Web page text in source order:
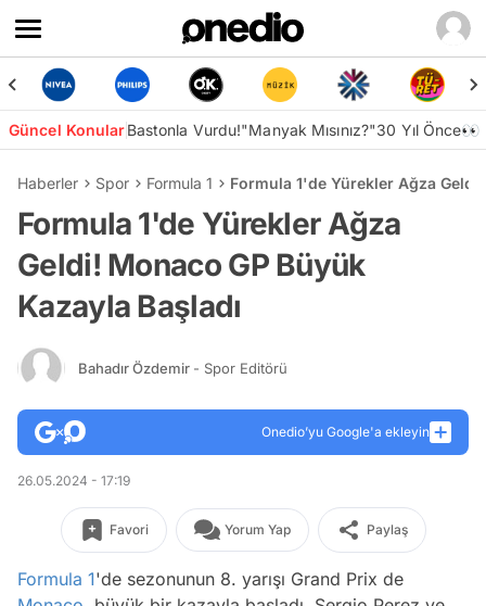
Güncel KonularBastonla Vurdu!"Manyak Mısınız?"30 Yıl Önce👀
Haberler Spor Formula 1 Formula 1'de Yürekler Ağza
Formula 1'de Yürekler Ağza
Geldi! Monaco GP Büyük
Kazayla Başladı
Bahadır Özdemir - Spor Editörü
Onedio’yu Google'a ekleyin
26.05.2024 - 17:19
Favori Yorum Yap Paylaş
Formula 1'de sezonunun 8. yarışı Grand Prix de